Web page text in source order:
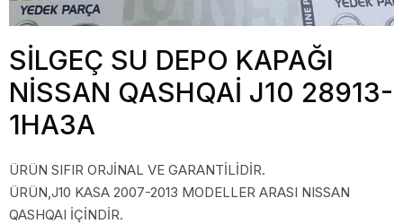
SİLGEÇ SU DEPO KAPAĞI
NİSSAN QASHQAİ J10 28913-
1HA3A
ÜRÜN SIFIR ORJİNAL VE GARANTİLİDİR.
ÜRÜN,J10 KASA 2007-2013 MODELLER ARASI NISSAN
QASHQAI İÇİNDİR.